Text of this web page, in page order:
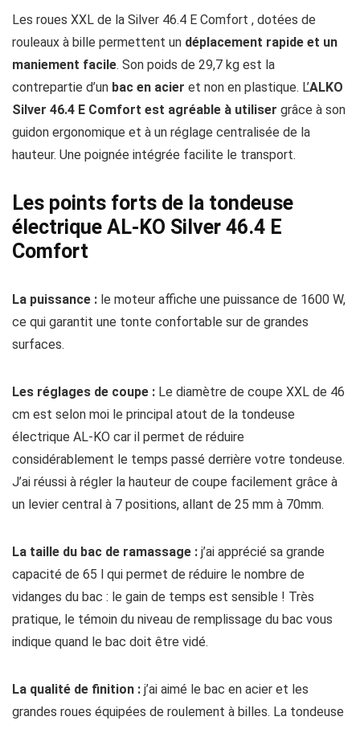
Les roues XXL de la Silver 46.4 E Comfort , dotées de
rouleaux à bille permettent un déplacement rapide et un
maniement facile. Son poids de 29,7 kg est la
contrepartie d’un bac en acier et non en plastique. L’ALKO
Silver 46.4 E Comfort est agréable à utiliser grâce à son
guidon ergonomique et à un réglage centralisée de la
hauteur. Une poignée intégrée facilite le transport.
Les points forts de la tondeuse
électrique AL-KO Silver 46.4 E
Comfort
La puissance : le moteur affiche une puissance de 1600 W,
ce qui garantit une tonte confortable sur de grandes
surfaces.
Les réglages de coupe : Le diamètre de coupe XXL de 46
cm est selon moi le principal atout de la tondeuse
électrique AL-KO car il permet de réduire
considérablement le temps passé derrière votre tondeuse.
J’ai réussi à régler la hauteur de coupe facilement grâce à
un levier central à 7 positions, allant de 25 mm à 70mm.
La taille du bac de ramassage : j’ai apprécié sa grande
capacité de 65 l qui permet de réduire le nombre de
vidanges du bac : le gain de temps est sensible ! Très
pratique, le témoin du niveau de remplissage du bac vous
indique quand le bac doit être vidé.
La qualité de finition : j’ai aimé le bac en acier et les
grandes roues équipées de roulement à billes. La tondeuse